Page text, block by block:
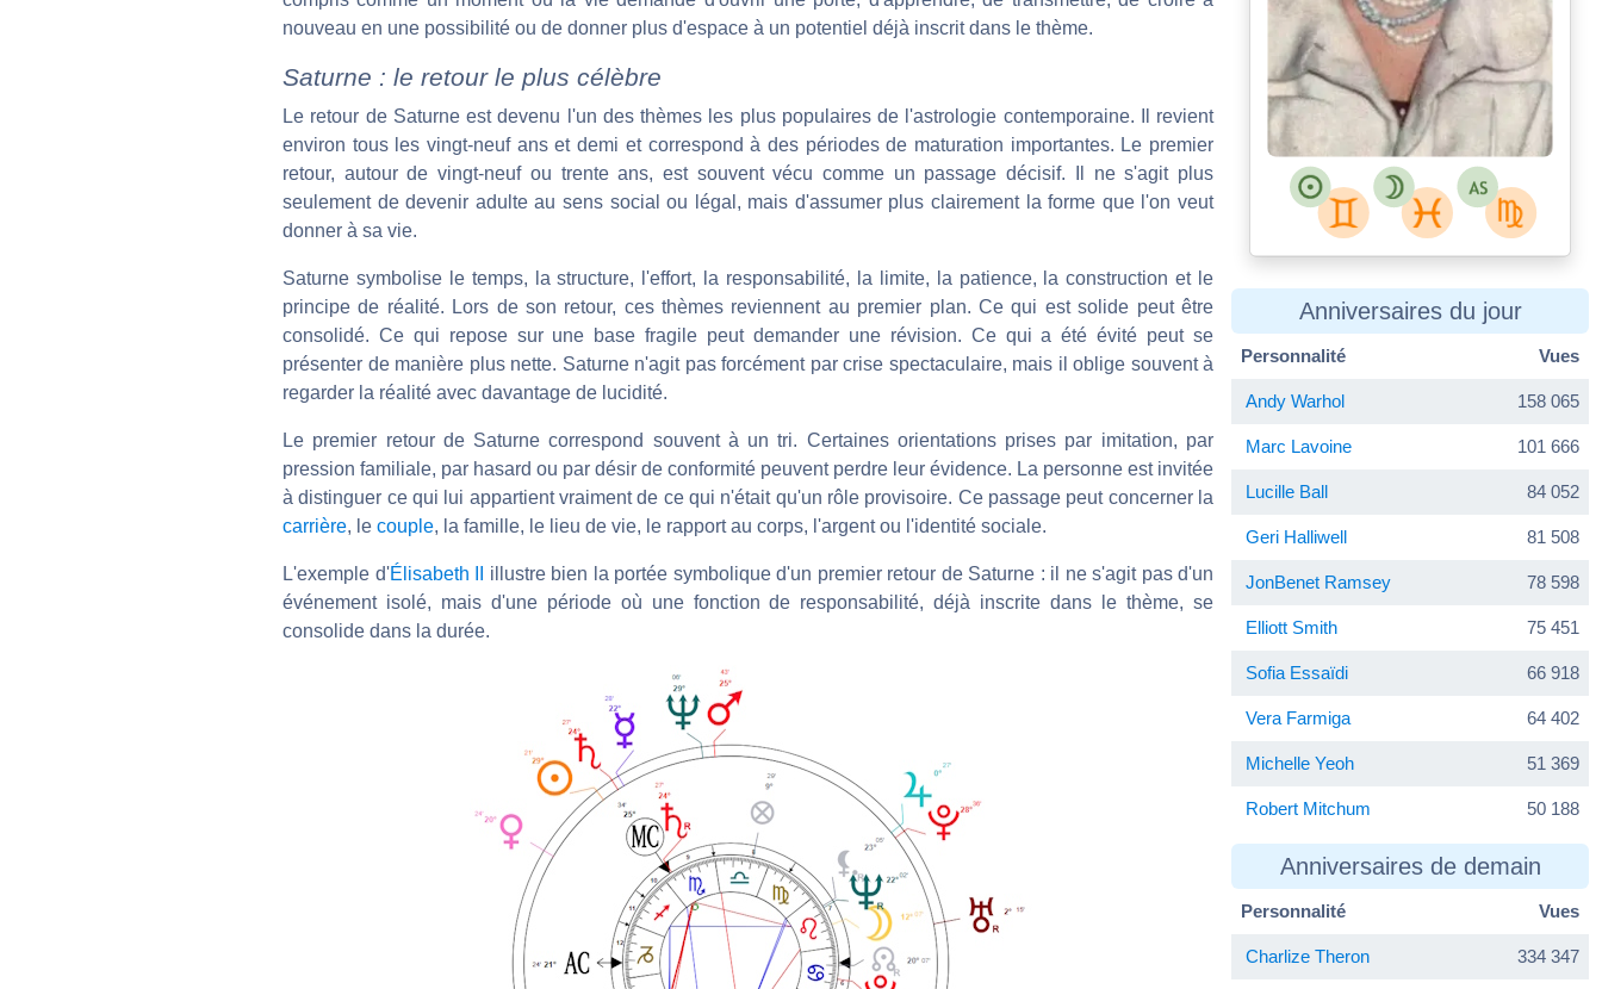
nouveau en une possibilité ou de donner plus d'espace à un potentiel déjà inscrit dans le thème.
Saturne : le retour le plus célèbre
Le retour de Saturne est devenu l'un des thèmes les plus populaires de l'astrologie contemporaine. Il revient
environ tous les vingt-neuf ans et demi et correspond à des périodes de maturation importantes. Le premier
retour, autour de vingt-neuf ou trente ans, est souvent vécu comme un passage décisif. Il ne s'agit plus
seulement de devenir adulte au sens social ou légal, mais d'assumer plus clairement la forme que l'on veut
donner à sa vie.
Saturne symbolise le temps, la structure, l'effort, la responsabilité, la limite, la patience, la construction et le
principe de réalité. Lors de son retour, ces thèmes reviennent au premier plan. Ce qui est solide peut être
consolidé. Ce qui repose sur une base fragile peut demander une révision. Ce qui a été évité peut se
présenter de manière plus nette. Saturne n'agit pas forcément par crise spectaculaire, mais il oblige souvent à
regarder la réalité avec davantage de lucidité.
Le premier retour de Saturne correspond souvent à un tri. Certaines orientations prises par imitation, par
pression familiale, par hasard ou par désir de conformité peuvent perdre leur évidence. La personne est invitée
à distinguer ce qui lui appartient vraiment de ce qui n'était qu'un rôle provisoire. Ce passage peut concerner la
carrière, le couple, la famille, le lieu de vie, le rapport au corps, l'argent ou l'identité sociale.
L'exemple d'Élisabeth II
illustre bien la portée symbolique d'un premier retour de Saturne : il ne s'agit pas d'un
événement isolé, mais d'une période où une fonction de responsabilité, déjà inscrite dans le thème, se
consolide dans la durée.
Anniversaires du jour
Personnalité Vues
Andy Warhol 158 065
Marc Lavoine 101 666
Lucille Ball 84 052
Geri Halliwell 81 508
JonBenet Ramsey 78 598
Elliott Smith 75 451
Sofia Essaïdi 66 918
Vera Farmiga 64 402
Michelle Yeoh 51 369
Robert Mitchum 50 188
Anniversaires de demain
Personnalité Vues
Charlize Theron 334 347